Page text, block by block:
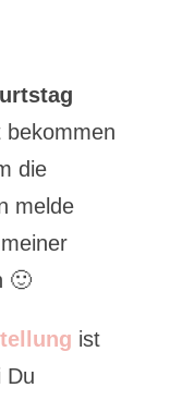
bekommen
die
melde
🙂
ist
Du